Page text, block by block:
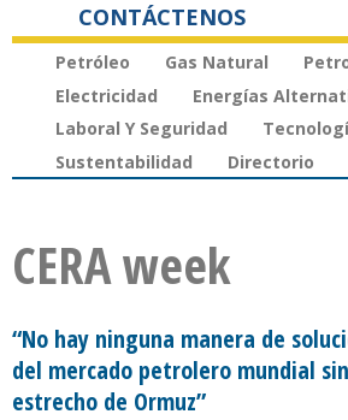
CONTÁCTENOS
Petróleo Gas Natural
Electricidad
Energías
Laboral Y Seguridad
Sustentabilidad
Directorio
CERA week
“No hay ninguna manera de
del mercado petrolero mundial
estrecho de Ormuz”